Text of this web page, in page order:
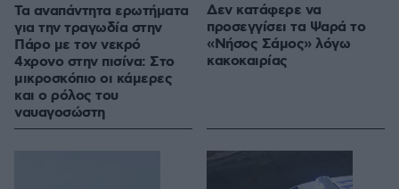
Τα αναπάντητα ερωτήματα
για την τραγωδία στην
Πάρο με τον νεκρό
4χρονο στην πισίνα: Στο
μικροσκόπιο οι κάμερες
και ο ρόλος του
ναυαγοσώστη
Δεν κατάφερε να
προσεγγίσει τα Ψαρά το
«Νήσος Σάμος» λόγω
κακοκαιρίας